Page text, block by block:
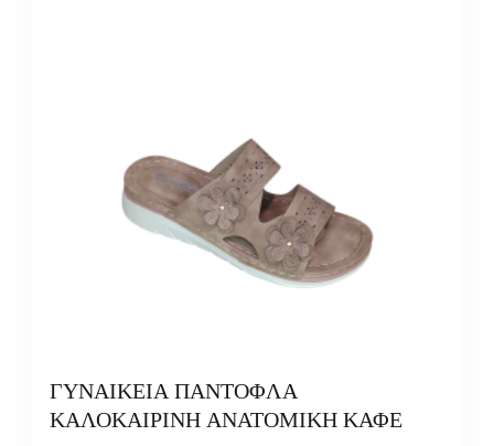
ΓΥΝΑΙΚΕΙΑ ΠΑΝΤΟΦΛΑ
ΚΑΛΟΚΑΙΡΙΝΗ ΑΝΑΤΟΜΙΚΗ ΚΑΦΕ